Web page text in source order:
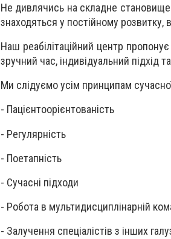
Не дивлячись на складне становище
знаходяться у постійному розвитку,
Наш реабілітаційний центр
зручний час, індивідуальний підхід
Ми слідуємо усім принципам сучасної
- Пацієнтоорієнтованість
- Регулярність
- Поетапність
- Сучасні підходи
- Робота в мультидисциплінарній
- Залучення спеціалістів з інших